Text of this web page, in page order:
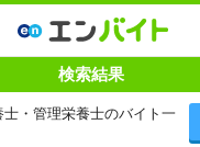
検索結果
・管理栄養士のバイト一